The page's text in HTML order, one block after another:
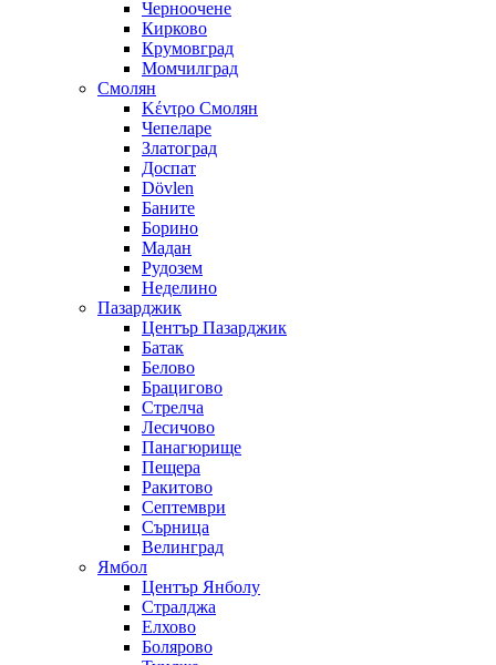
Черноочене
Кирково
Крумовград
Момчилград
Смолян
Κέντρο Смолян
Чепеларе
Златоград
Доспат
Dövlen
Баните
Борино
Мадан
Рудозем
Неделино
Пазарджик
Център Пазарджик
Батак
Белово
Брацигово
Стрелча
Лесичово
Панагюрище
Пещера
Ракитово
Септември
Сърница
Велинград
Ямбол
Център Янболу
Стралджа
Елхово
Болярово